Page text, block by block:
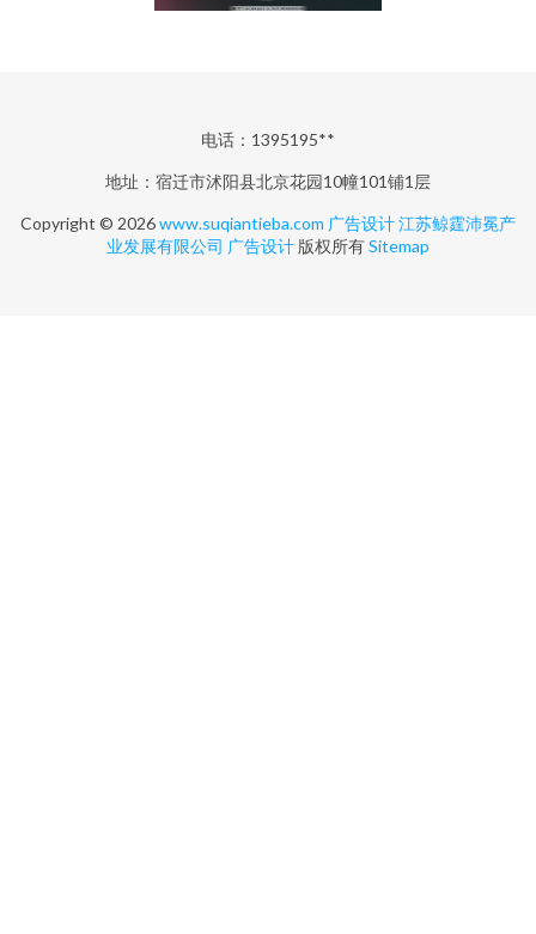
电话：1395195**
地址：宿迁市沭阳县北京花园10幢101铺1层
Copyright © 2026www.suqiantieba.com 广告设计江苏鲸霆沛冕产
业发展有限公司 广告设计 版权所有Sitemap